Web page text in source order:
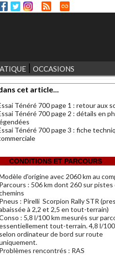
OCCASIONS
cet article...
Ténéré 700 page 1 : retour aux
Ténéré 700 page 2 : détails en
Ténéré 700 page 3 : fiche
CONDITIONS ET PARCOURS
d'origine avec 2060 km au
Parcours : 506 km dont 260 sur pistes
Pneus : Pirelli Scorpion Rally STR
à 2,2 et 2,5 en tout-terrain)
: 5,8 l/100 km mesurés sur
tout-terrain. 4,8 l/100
selon ordinateur de bord sur route
Problèmes rencontrés : RAS